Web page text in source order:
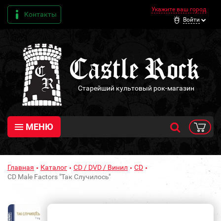
Контакты
Укажите ваш город
Войти
Старейший культовый рок-магазин
МЕНЮ
Главная Каталог CD / DVD / Винил
CD
CD Male Factors "Так Случилось"